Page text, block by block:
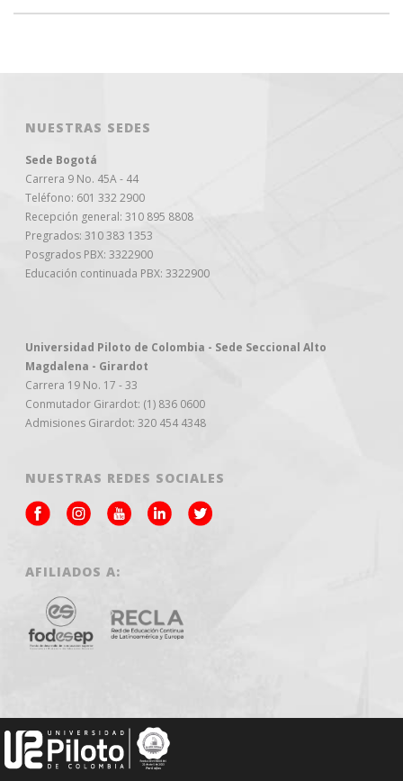
NUESTRAS SEDES
Sede Bogotá
Carrera 9 No. 45A - 44
Teléfono: 601 332 2900
Recepción general: 310 895 8808
Pregrados: 310 383 1353
Posgrados PBX: 3322900
Educación continuada PBX: 3322900
Universidad Piloto de Colombia - Sede Seccional Alto
Magdalena - Girardot
Carrera 19 No. 17 - 33
Conmutador Girardot: (1) 836 0600
Admisiones Girardot: 320 454 4348
NUESTRAS REDES SOCIALES
AFILIADOS A: